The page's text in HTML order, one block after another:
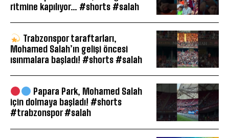
ritmine kapılıyor… #shorts #salah
Trabzonspor taraftarları,
Mohamed Salah’ın gelişi öncesi
ısınmalara başladı! #shorts #salah
Papara Park, Mohamed Salah
için dolmaya başladı! #shorts
#trabzonspor #salah